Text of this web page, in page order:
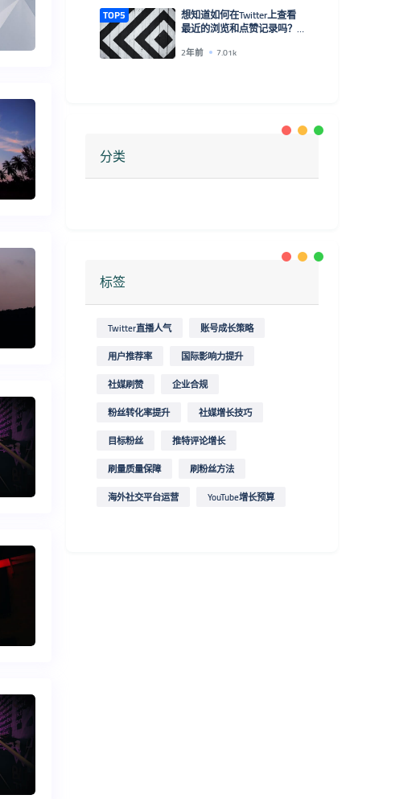
TOP5 想知道如何在Twitter上查看
最近的浏览和点赞记录吗？
2年前 7.01k
分类
标签
Twitter直播人气
账号成长策略
用户推荐率
国际影响力提升
社媒刷赞
企业合规
粉丝转化率提升
社媒增长技巧
目标粉丝
推特评论增长
刷量质量保障
刷粉丝方法
海外社交平台运营
YouTube增长预算